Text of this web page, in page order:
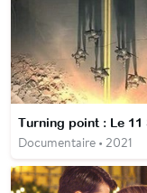
Documentaire • 2021